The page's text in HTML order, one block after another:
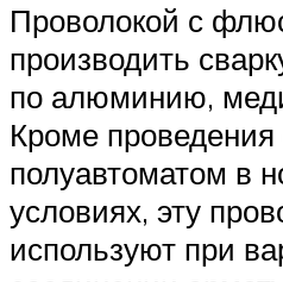
Проволокой с
производить
по алюминию,
Кроме проведения
полуавтоматом в
условиях, эту
используют при